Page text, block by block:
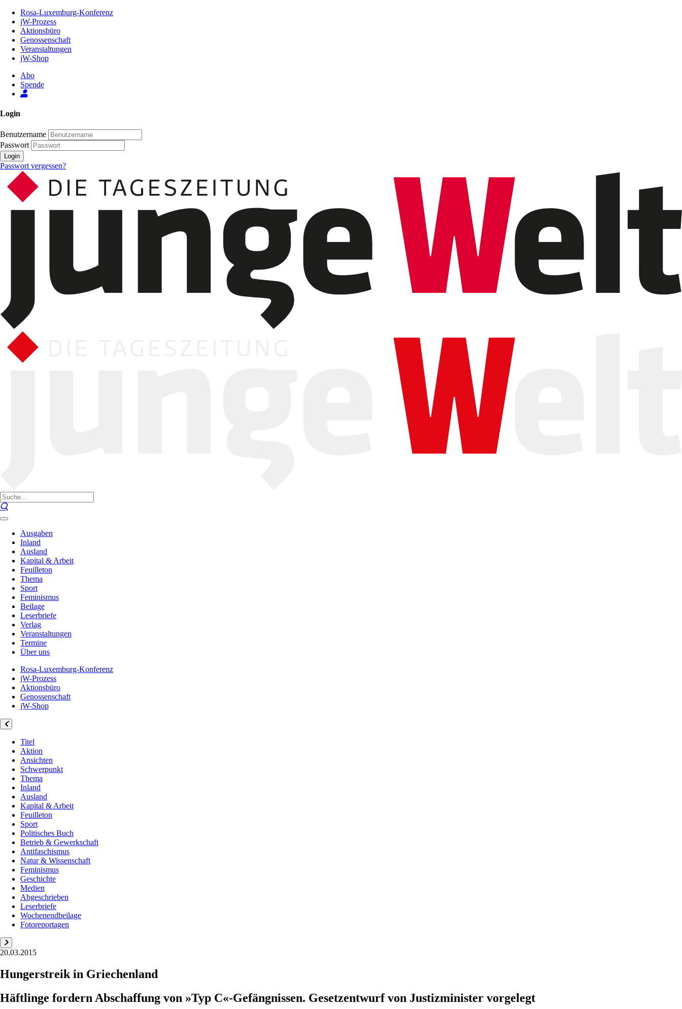
Inhalt
Seite
Rosa-Luxemburg-Konferenz
jW-Prozess
Aktionsbüro
Genossenschaft
Veranstaltungen
jW-Shop
Abo
Spende
Login
Benutzername
Passwort
Login
Passwort vergessen?
Ausgaben
Inland
Ausland
Kapital & Arbeit
Feuilleton
Thema
Sport
Feminismus
Beilage
Leserbriefe
Verlag
Veranstaltungen
Termine
Über uns
Rosa-Luxemburg-Konferenz
jW-Prozess
Aktionsbüro
Genossenschaft
jW-Shop
Titel
Aktion
Ansichten
Schwerpunkt
Thema
Inland
Ausland
Kapital & Arbeit
Feuilleton
Sport
Politisches Buch
Betrieb & Gewerkschaft
Antifaschismus
Natur & Wissenschaft
Feminismus
Geschichte
Medien
Abgeschrieben
Leserbriefe
Wochenendbeilage
Fotoreportagen
20.03.2015
Hungerstreik in Griechenland
Häftlinge fordern Abschaffung von »Typ C«-Gefängnissen. Gesetzentwurf von Justizminister vorgelegt